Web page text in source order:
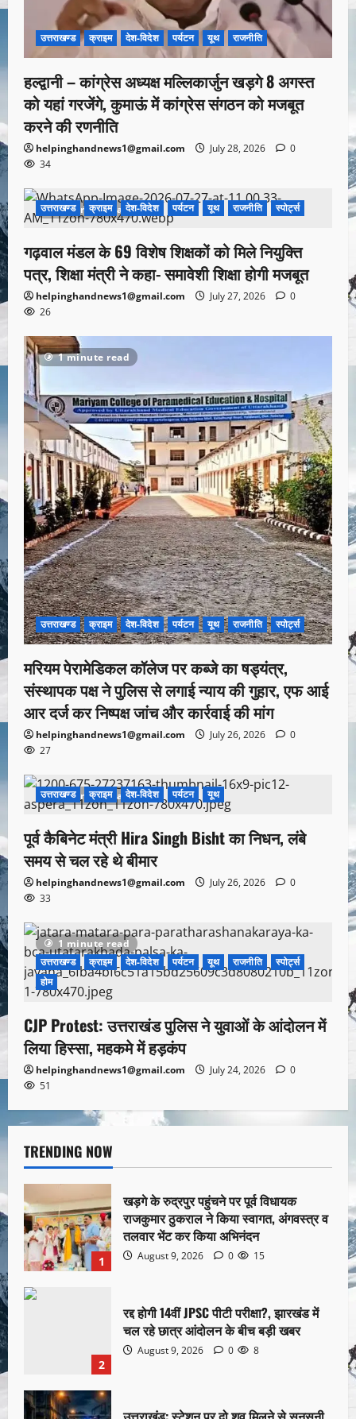
उत्तराखण्ड क्राइम देश-विदेश पर्यटन यूथ राजनीति
हल्द्वानी – कांग्रेस अध्यक्ष मल्लिकार्जुन खड़गे 8 अगस्त
को यहां गरजेंगे, कुमाऊं में कांग्रेस संगठन को मजबूत
करने की रणनीति
helpinghandnews1@gmail.com July 28, 2026
0
34
1 minute read
उत्तराखण्ड क्राइम देश-विदेश पर्यटन यूथ राजनीति स्पोर्ट्स
गढ़वाल मंडल के 69 विशेष शिक्षकों को मिले नियुक्ति
पत्र, शिक्षा मंत्री ने कहा- समावेशी शिक्षा होगी मजबूत
helpinghandnews1@gmail.com July 27, 2026
0
26
1 minute read
उत्तराखण्ड क्राइम देश-विदेश पर्यटन यूथ राजनीति स्पोर्ट्स
मरियम पेरामेडिकल कॉलेज पर कब्जे का षड्यंत्र,
संस्थापक पक्ष ने पुलिस से लगाई न्याय की गुहार, एफ आई
आर दर्ज कर निष्पक्ष जांच और कार्रवाई की मांग
helpinghandnews1@gmail.com July 26, 2026
0
27
1 minute read
उत्तराखण्ड क्राइम देश-विदेश पर्यटन यूथ
पूर्व कैबिनेट मंत्री Hira Singh Bisht का निधन, लंबे
समय से चल रहे थे बीमार
helpinghandnews1@gmail.com July 26, 2026
0
33
1 minute read
उत्तराखण्ड
क्राइम देश-विदेश पर्यटन यूथ राजनीति
स्पोर्ट्स
होम
CJP Protest: उत्तराखंड पुलिस ने युवाओं के आंदोलन में
लिया हिस्सा, महकमे में हड़कंप
helpinghandnews1@gmail.com July 24, 2026
0
51
TRENDING NOW
1
खड़गे के रुद्रपुर पहुंचने पर पूर्व विधायक
राजकुमार ठुकराल ने किया स्वागत, अंगवस्त्र व
तलवार भेंट कर किया अभिनंदन
August 9, 2026 0 15
2
रद्द होगी 14वीं JPSC पीटी परीक्षा?, झारखंड में
चल रहे छात्र आंदोलन के बीच बड़ी खबर
August 9, 2026 0 8